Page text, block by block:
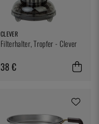
CLEVER
Filterhalter, Tropfer - Clever
38 €